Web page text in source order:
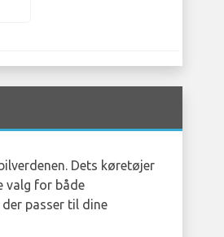
Dets køretøjer
valg for både
passer til dine